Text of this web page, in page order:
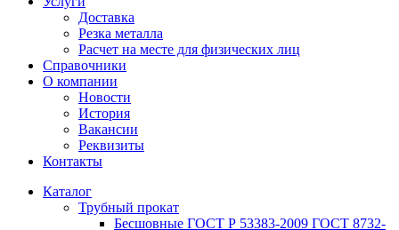
Доставка
Резка металла
Расчет на месте для физических лиц
Справочники
О компании
Новости
История
Вакансии
Реквизиты
Контакты
Каталог
Трубный прокат
Беcшовные ГОСТ Р 53383-2009 ГОСТ 8732-